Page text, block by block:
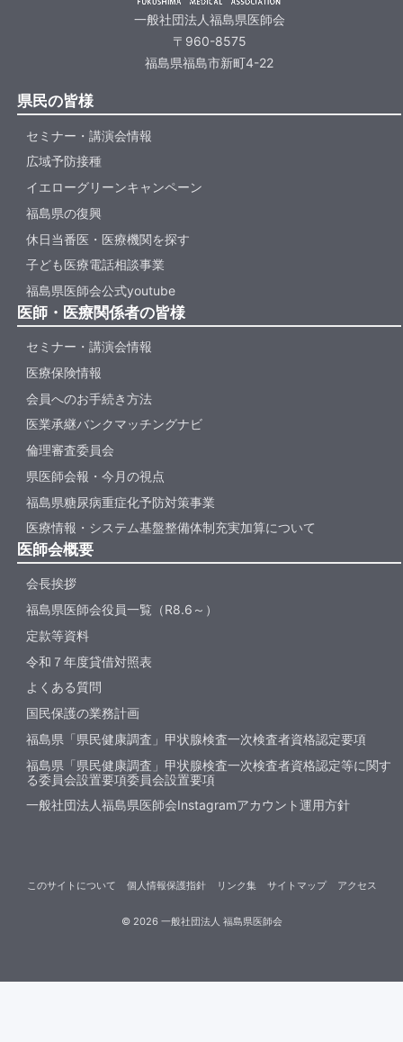
一般社団法人福島県医師会
〒960-8575
福島県福島市新町4-22
県民の皆様
セミナー・講演会情報
広域予防接種
イエローグリーンキャンペーン
福島県の復興
休日当番医・医療機関を探す
子ども医療電話相談事業
福島県医師会公式youtube
医師・医療関係者の皆様
セミナー・講演会情報
医療保険情報
会員へのお手続き方法
医業承継バンクマッチングナビ
倫理審査委員会
県医師会報・今月の視点
福島県糖尿病重症化予防対策事業
医療情報・システム基盤整備体制充実加算について
医師会概要
会長挨拶
福島県医師会役員一覧（R8.6～）
定款等資料
令和７年度貸借対照表
よくある質問
国民保護の業務計画
福島県「県民健康調査」甲状腺検査一次検査者資格認定要項
福島県「県民健康調査」甲状腺検査一次検査者資格認定等に関す
る委員会設置要項委員会設置要項
一般社団法人福島県医師会Instagramアカウント運用方針
© 2026一般社団法人 福島県医師会
このサイトについて 個人情報保護指針 リンク集 サイトマップ アクセス